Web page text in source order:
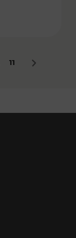
11 Nächstes